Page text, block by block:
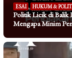
ESAI , HUKUM &
Politik Licik di Balik
Mengapa Minim